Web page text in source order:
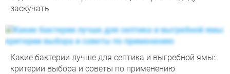
заскучать
Какие бактерии лучше для септика и выгребной ямы:
критерии выбора и советы по применению